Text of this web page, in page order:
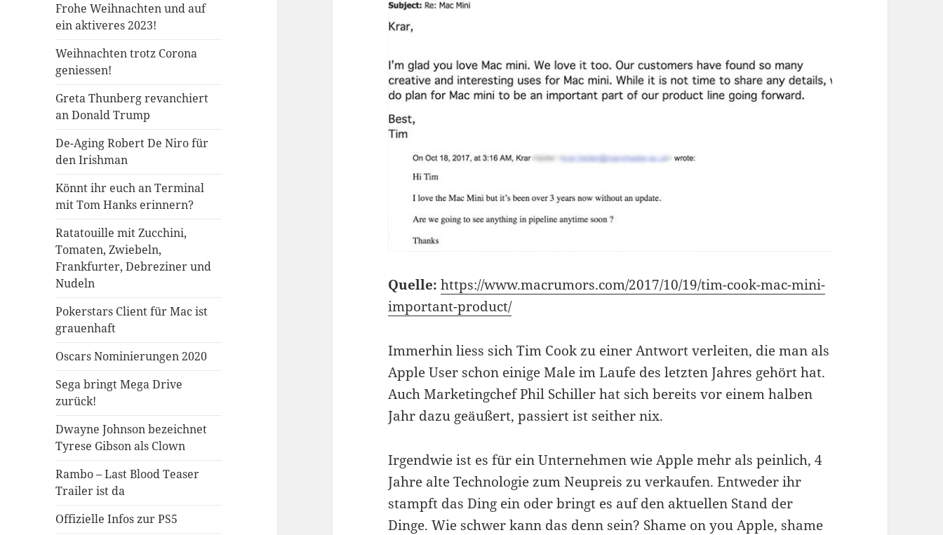
Frohe Weihnachten und auf
ein aktiveres 2023!
Weihnachten trotz Corona
geniessen!
Greta Thunberg revanchiert
an Donald Trump
De-Aging Robert De Niro für
den Irishman
Könnt ihr euch an Terminal
mit Tom Hanks erinnern?
Ratatouille mit Zucchini,
Tomaten, Zwiebeln,
Frankfurter, Debreziner und
Nudeln
Pokerstars Client für Mac ist
grauenhaft
Oscars Nominierungen 2020
Sega bringt Mega Drive
zurück!
Dwayne Johnson bezeichnet
Tyrese Gibson als Clown
Rambo – Last Blood Teaser
Trailer ist da
Offizielle Infos zur PS5
Quelle: https://www.macrumors.com/2017/10/19/tim-cook-mac-mini-
important-product/
Immerhin liess sich Tim Cook zu einer Antwort verleiten, die man als
Apple User schon einige Male im Laufe des letzten Jahres gehört hat.
Auch Marketingchef Phil Schiller hat sich bereits vor einem halben
Jahr dazu geäußert, passiert ist seither nix.
Irgendwie ist es für ein Unternehmen wie Apple mehr als peinlich, 4
Jahre alte Technologie zum Neupreis zu verkaufen. Entweder ihr
stampft das Ding ein oder bringt es auf den aktuellen Stand der
Dinge. Wie schwer kann das denn sein? Shame on you Apple, shame